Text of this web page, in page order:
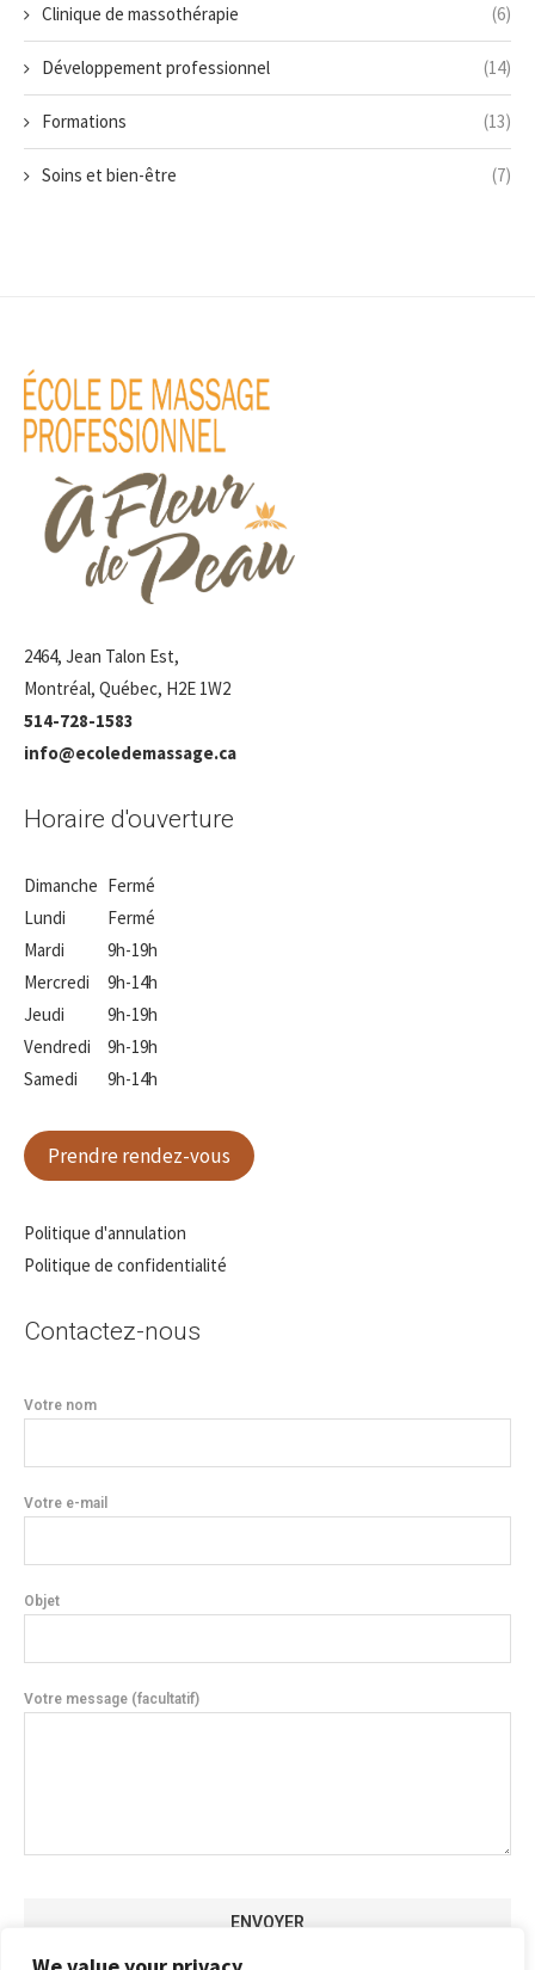
Clinique de massothérapie (6)
Développement professionnel (14)
Formations (13)
Soins et bien-être (7)
2464, Jean Talon Est,
Montréal, Québec, H2E 1W2
514-728-1583
info@ecoledemassage.ca
Horaire d'ouverture
Dimanche
Lundi
Mardi
Mercredi
Jeudi
Vendredi
Samedi
Fermé
Fermé
9h-19h
9h-14h
9h-19h
9h-19h
9h-14h
Prendre rendez-vous
Politique d'annulation
Politique de confidentialité
Contactez-nous
Votre nom
Votre e-mail
Objet
Votre message (facultatif)